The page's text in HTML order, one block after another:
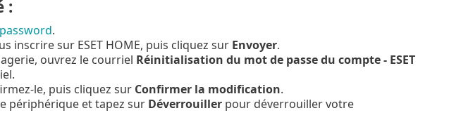
:
.
inscrire sur ESET HOME, puis cliquez sur Envoyer.
ouvrez le courriel Réinitialisation du mot de passe du compte - ESET
le, puis cliquez sur Confirmer la modification.
périphérique et tapez sur Déverrouillerpour déverrouiller votre